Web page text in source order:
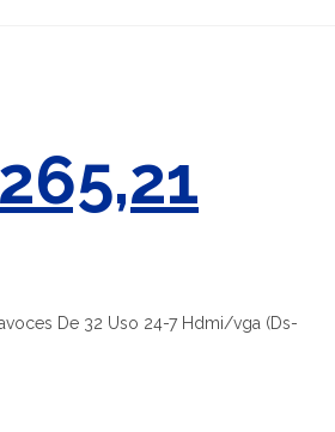
265,21
De 32 Uso 24-7 Hdmi/vga (Ds-